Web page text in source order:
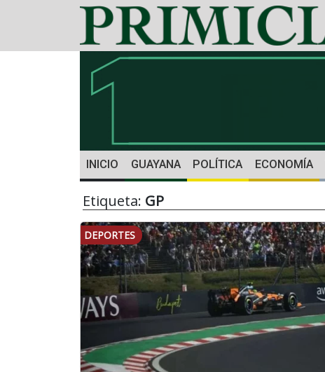
INICIO GUAYANA POLÍTICA ECONOMÍA
Etiqueta: GP
DEPORTES